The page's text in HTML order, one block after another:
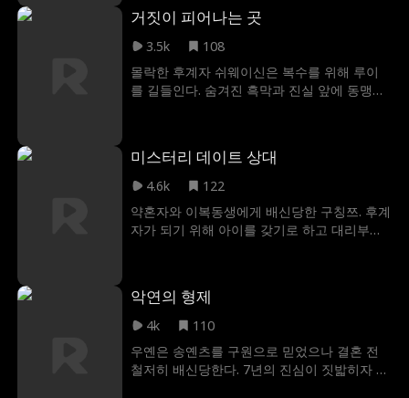
거짓이 피어나는 곳
3.5k
108
몰락한 후계자 쉬웨이신은 복수를 위해 루이
를 길들인다. 숨겨진 흑막과 진실 앞에 동맹을
미스터리 데이트 상대
4.6k
122
약혼자와 이복동생에게 배신당한 구칭쯔. 후계
자가 되기 위해 아이를 갖기로 하고 대리부를
악연의 형제
4k
110
우옌은 송옌츠를 구원으로 믿었으나 결혼 전
철저히 배신당한다. 7년의 진심이 짓밟히자 그